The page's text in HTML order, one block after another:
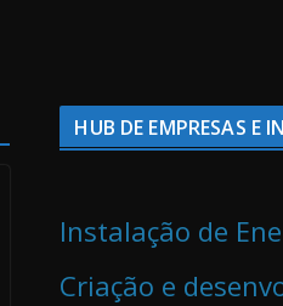
HUB DE EMPRESAS E
Instalação de
Criação e